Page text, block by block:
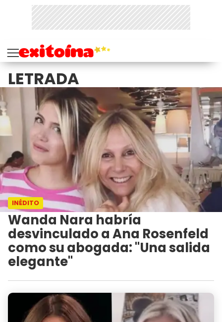
LETRADA
INÉDITO
Wanda Nara habría
desvinculado a Ana Rosenfeld
como su abogada: "Una salida
elegante"